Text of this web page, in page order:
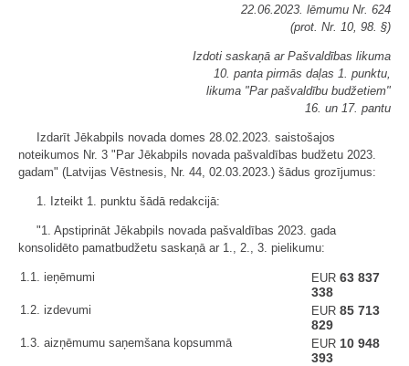
22.06.2023. lēmumu Nr. 624
(prot. Nr. 10, 98. §)
Izdoti saskaņā ar Pašvaldības likuma
10. panta pirmās daļas 1. punktu,
likuma "Par pašvaldību budžetiem"
16. un 17. pantu
Izdarīt Jēkabpils novada domes 28.02.2023. saistošajos
noteikumos Nr. 3 "Par Jēkabpils novada pašvaldības budžetu 2023.
gadam" (Latvijas Vēstnesis, Nr. 44, 02.03.2023.) šādus grozījumus:
1. Izteikt 1. punktu šādā redakcijā:
"1. Apstiprināt Jēkabpils novada pašvaldības 2023. gada
konsolidēto pamatbudžetu saskaņā ar 1., 2., 3. pielikumu:
1.1. ieņēmumi EUR 63 837
338
1.2. izdevumi EUR 85 713
829
1.3. aizņēmumu saņemšana kopsummā EUR 10 948
393